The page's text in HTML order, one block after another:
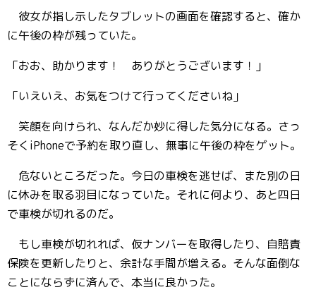
彼女が指し示したタブレットの画面を確認すると、確か
に午後の枠が残っていた。
「おお、助かります！ ありがとうございます！」
「いえいえ、お気をつけて行ってくださいね」
笑顔を向けられ、なんだか妙に得した気分になる。さっ
そくiPhoneで予約を取り直し、無事に午後の枠をゲット。
危ないところだった。今日の車検を逃せば、また別の日
に休みを取る羽目になっていた。それに何より、あと四日
で車検が切れるのだ。
もし車検が切れれば、仮ナンバーを取得したり、自賠責
保険を更新したりと、余計な手間が増える。そんな面倒な
ことにならずに済んで、本当に良かった。